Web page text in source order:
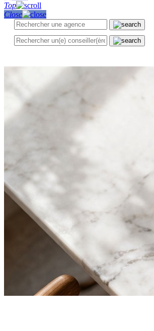
Top
Close